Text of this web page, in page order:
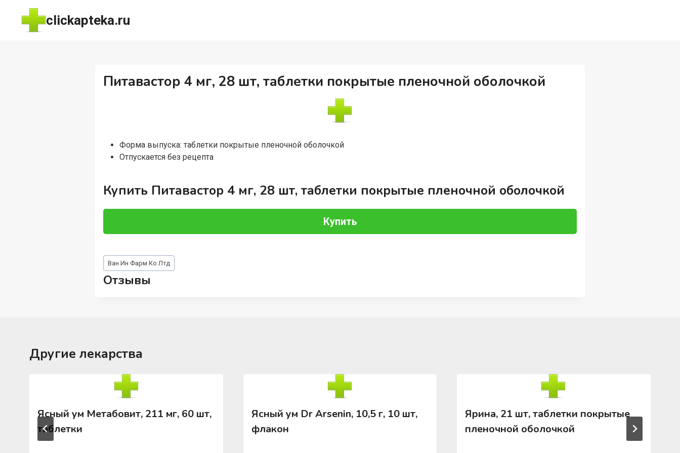
Перейти
содержимому
clickapteka.ru
Питавастор 4 мг, 28 шт, таблетки покрытые пленочной оболочкой
Форма выпуска: таблетки покрытые пленочной оболочкой
Отпускается без рецепта
Купить Питавастор 4 мг, 28 шт, таблетки покрытые пленочной оболочкой
Купить
Метки
записи:
Ван Ин Фарм Ко Лтд
Отзывы
Другие лекарства
Ясный ум Метабовит, 211 мг, 60 шт,
таблетки
Ясный ум Dr Arsenin, 10,5 г, 10 шт,
флакон
Ярина, 21 шт, таблетки покрытые
пленочной оболочкой